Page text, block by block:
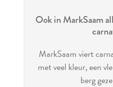
Ook in MarkSaam
MarkSaam viert
met veel kleur, een
berg